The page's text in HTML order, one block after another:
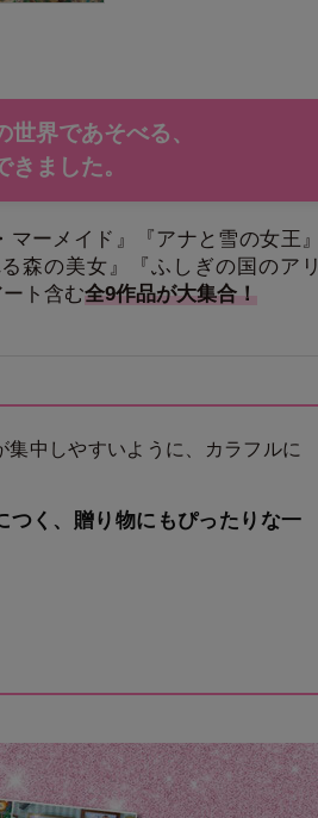
界であそべる、
きました。
ーメイド』『アナと雪の女王』
森の美女』『ふしぎの国のアリ
ト含む全9作品が大集合！
中しやすいように、カラフルに
つく、贈り物にもぴったりな一